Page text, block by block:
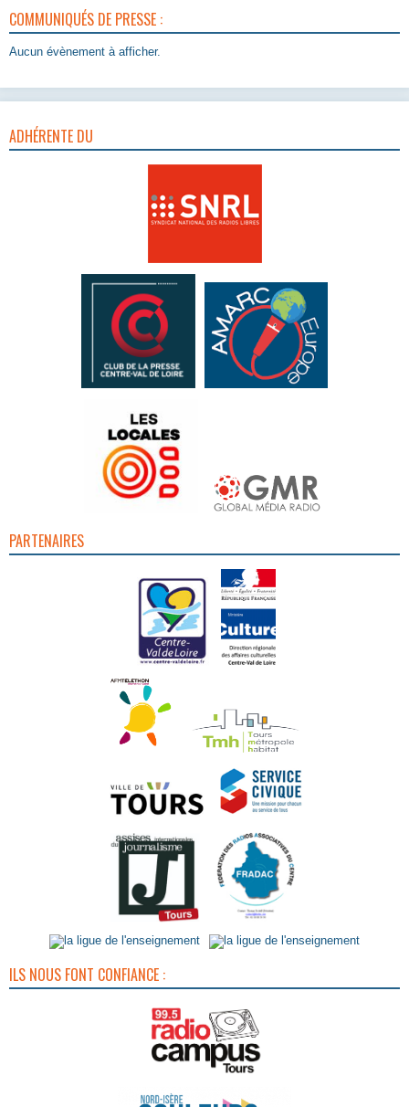
COMMUNIQUÉS DE PRESSE :
Aucun évènement à afficher.
ADHÉRENTE DU
PARTENAIRES
ILS NOUS FONT CONFIANCE :